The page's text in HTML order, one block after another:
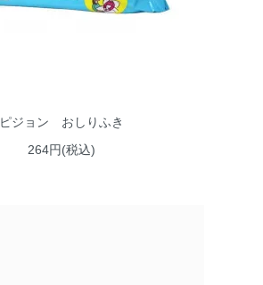
ピジョン おしりふき
264円(税込)